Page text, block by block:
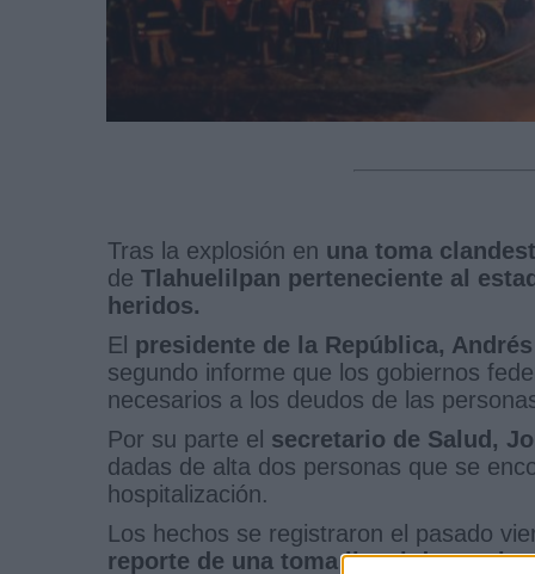
Tras la explosión en una toma
de Tlahuelilpan perteneciente al
heridos.
El presidente de la República,
segundo informe que los gobiernos
necesarios a los deudos de las
Por su parte el secretario de Salud,
dadas de alta dos personas que se
hospitalización.
Los hechos se registraron el pasado
reporte de una toma ilegal de